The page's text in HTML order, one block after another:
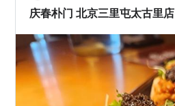
庆春朴门 北京三里屯太古里店